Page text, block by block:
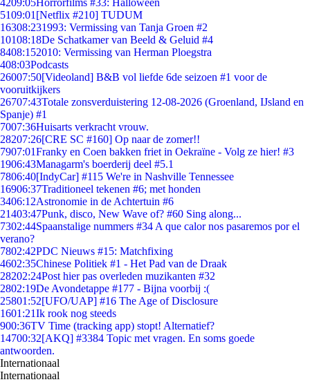
4209:05Horrorfilms #33: Halloween
5109:01 [Netflix #210] TUDUM
16308:231993: Vermissing van Tanja Groen #2
10108:18De Schatkamer van Beeld & Geluid #4
8408:152010: Vermissing van Herman Ploegstra
408:03Podcasts
26007:50[Videoland] B&B vol liefde 6de seizoen #1 voor de
vooruitkijkers
26707:43Totale zonsverduistering 12-08-2026 (Groenland, IJsland en
Spanje) #1
7007:36Huisarts verkracht vrouw.
28207:26[CRE SC #160] Op naar de zomer!!
7907:01Franky en Coen bakken friet in Oekraïne - Volg ze hier! #3
1906:43Managarm's boerderij deel #5.1
7806:40[IndyCar] #115 We're in Nashville Tennessee
16906:37Traditioneel tekenen #6; met honden
3406:12Astronomie in de Achtertuin #6
21403:47Punk, disco, New Wave of? #60 Sing along...
7302:44Spaanstalige nummers #34 A que calor nos pasaremos por el
verano?
7802:42PDC Nieuws #15: Matchfixing
4602:35Chinese Politiek #1 - Het Pad van de Draak
28202:24Post hier pas overleden muzikanten #32
2802:19De Avondetappe #177 - Bijna voorbij :(
25801:52[UFO/UAP] #16 The Age of Disclosure
1601:21Ik rook nog steeds
900:36TV Time (tracking app) stopt! Alternatief?
14700:32[AKQ] #3384 Topic met vragen. En soms goede
antwoorden.
Internationaal
Internationaal